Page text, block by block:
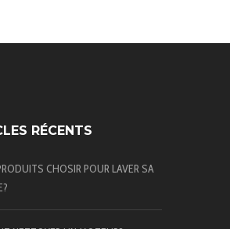
RÉCENTS
CHOSIR POUR LAVER SA